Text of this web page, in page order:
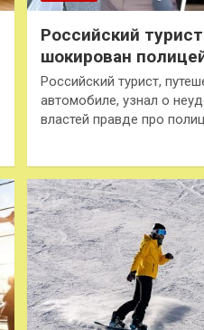
Российский
шокирован
Российский турист,
автомобиле, узнал о
властей правде про